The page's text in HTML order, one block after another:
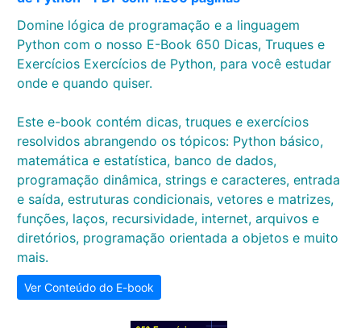
Domine lógica de programação e a linguagem
Python com o nosso E-Book 650 Dicas, Truques e
Exercícios Exercícios de Python, para você estudar
onde e quando quiser.
Este e-book contém dicas, truques e exercícios
resolvidos abrangendo os tópicos: Python básico,
matemática e estatística, banco de dados,
programação dinâmica, strings e caracteres, entrada
e saída, estruturas condicionais, vetores e matrizes,
funções, laços, recursividade, internet, arquivos e
diretórios, programação orientada a objetos e muito
mais.
Ver Conteúdo do E-book